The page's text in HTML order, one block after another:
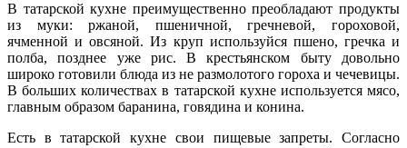
В татарской кухне преимущественно преобладают продукты
из муки: ржаной, пшеничной, гречневой, гороховой,
ячменной и овсяной. Из круп используйся пшено, гречка и
полба, позднее уже рис. В крестьянском быту довольно
широко готовили блюда из не размолотого гороха и чечевицы.
В больших количествах в татарской кухне используется мясо,
главным образом баранина, говядина и конина.
Есть в татарской кухне свои пищевые запреты. Согласно